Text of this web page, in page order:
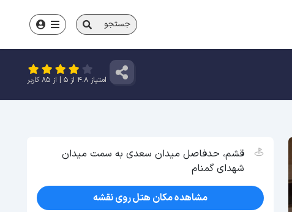
جستجو
امتیاز 4.8 از 5 | از 85 کاربر
قشم، حدفاصل میدان سعدی به سمت میدان
شهدای گمنام
مشاهده مکان هتل روی نقشه